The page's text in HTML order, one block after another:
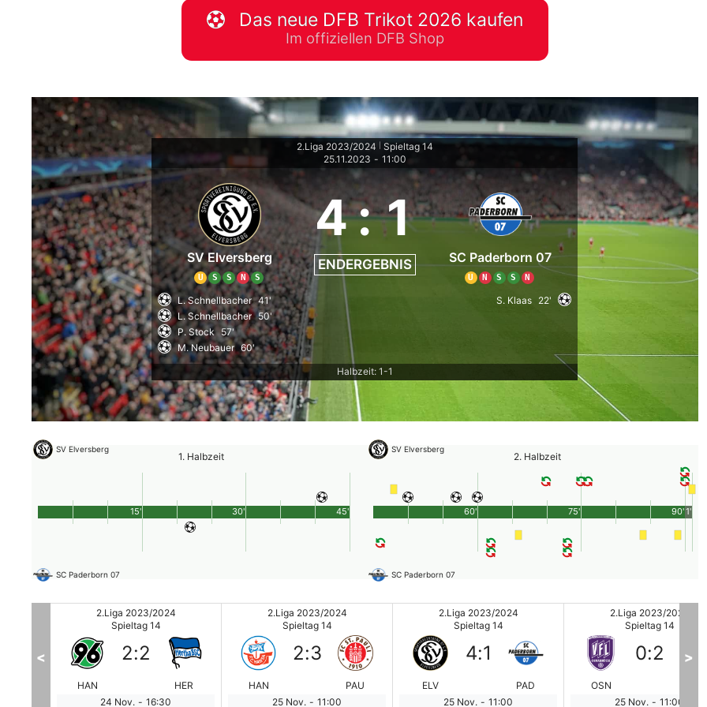
WM 2026 Spielplan Excel – kostenlos
downloaden & automatisch ausfüllen
Das neue DFB Trikot 2026 kaufen
Im offiziellen DFB Shop
2.Liga 2023/2024
Spieltag 14
25.11.2023 - 11:00
SV Elversberg
U S S N S
4: 1
ENDERGEBNIS SC Paderborn 07
U N S S N
L. Schnellbacher 41'
L. Schnellbacher 50'
P. Stock 57'
M. Neubauer 60'
S. Klaas 22'
Halbzeit: 1-1
SV Elversberg
1. Halbzeit
SC Paderborn 07
45'
15' 30'
SV Elversberg
2. Halbzeit
SC Paderborn 07
90'
60' 75' 1'
2.Liga 2023/2024
Spieltag 14
HAN
2:2
HER
24 Nov. - 16:30
2.Liga 2023/2024
Spieltag 14
HAN
2:3
PAU
25 Nov. - 11:00
2.Liga 2023/2024
Spieltag 14
ELV
4:1
PAD
25 Nov. - 11:00
2.Liga 2023/2024
Spieltag 14
OSN
0:2
25 Nov. - 11:00
< >